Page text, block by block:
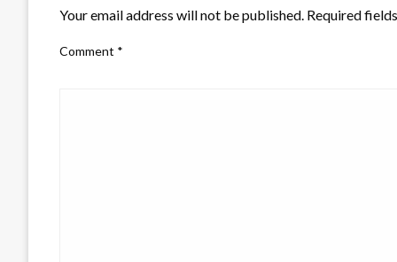
Your email address will not be published. Required
Comment *